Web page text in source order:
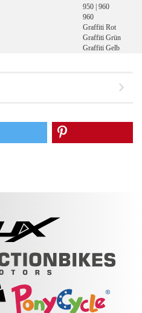
950 | 960
960
Graffiti Rot
Graffiti Grün
Graffiti Gelb